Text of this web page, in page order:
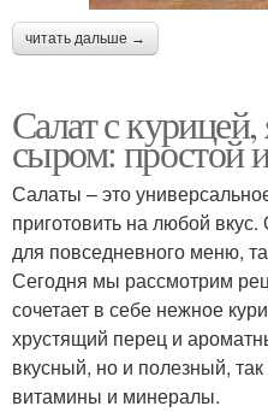
читать дальше →
Салат с
сыром: простой
Салаты – это
приготовить на любой
для повседневного меню,
Сегодня мы рассмотрим
сочетает в себе нежное
хрустящий перец и
вкусный, но и полезный,
витамины и минералы.